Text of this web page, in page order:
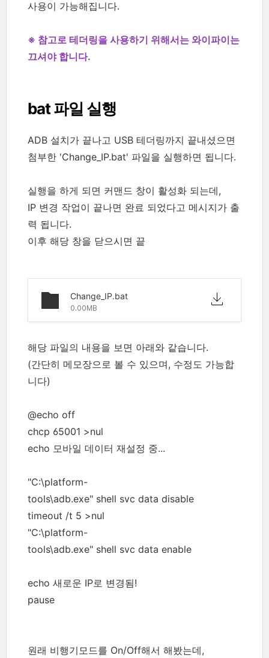
사용이 가능해집니다.
※ 참고로 테더링을 사용하기 위해서는 와이파이는
끄셔야 합니다.
bat 파일 실행
ADB 설치가 끝나고 USB 테더링까지 끝내셨으면
첨부한 'Change_IP.bat' 파일을 실행하면 됩니다.
실행을 하게 되면 커맨드 창이 활성화 되는데,
IP 변경 작업이 끝나면 완료 되었다고 메시지가 출
력 됩니다.
이후 해당 창을 닫으시면 끝
Change_IP.bat
0.00MB
해당 파일의 내용을 보면 아래와 같습니다.
(간단히 메모장으로 볼 수 있으며, 수정도 가능합
니다)
@echo off
chcp 65001 >nul
echo 모바일 데이터 재설정 중...
"C:\platform-
tools\adb.exe" shell svc data disable
timeout /t 5 >nul
"C:\platform-
tools\adb.exe" shell svc data enable
echo 새로운 IP로 변경됨!
pause
원래 비행기모드를 On/Off해서 해봤는데,